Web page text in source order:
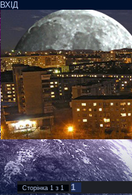
ВХІД
Сторінка 1 з 1
1